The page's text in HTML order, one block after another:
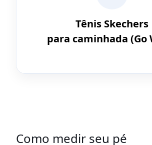
Tênis Skechers
para caminhada (Go
Como medir seu pé